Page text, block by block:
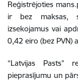
Reģistrējoties
ir bez maksas,
izsekojamus vai
0,42 eiro (bez PVN)
“Latvijas Pasts”
pieprasījumu un